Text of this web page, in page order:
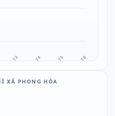
XÃ PHONG HÒA